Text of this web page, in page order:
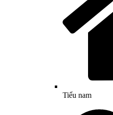
Tiểu nam